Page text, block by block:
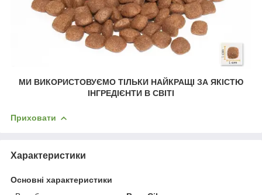
МИ ВИКОРИСТОВУЄМО ТІЛЬКИ НАЙКРАЩІ ЗА ЯКІСТЮ
ІНГРЕДІЄНТИ В СВІТІ
Приховати
Характеристики
Основні характеристики